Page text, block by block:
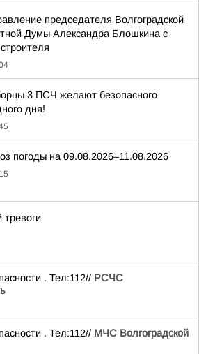
председателя Волгоградской
Думы Александра Блошкина с
3 ПСЧ желают безопасного
дня!
погоды на 09.08.2026–11.08.2026
тревоги
. Тел:112// РСЧС
. Тел:112// МЧС Волгоградской